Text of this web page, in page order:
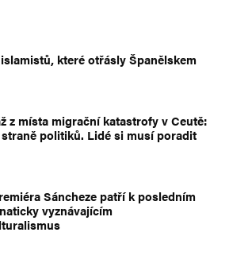
které otřásly Španělskem
z místa migrační katastrofy v Ceutě:
politiků. Lidé si musí poradit
Sáncheze patří k posledním
vyznávajícím